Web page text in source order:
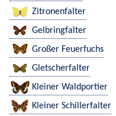
Zitronenfalter
Gelbringfalter
Großer Feuerfuchs
Gletscherfalter
Kleiner Waldportier
Kleiner Schillerfalter